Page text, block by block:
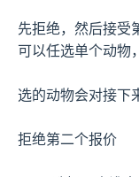
先拒绝，然后接受
可以任选单个动物
选的动物会对接下
拒绝第二个报价